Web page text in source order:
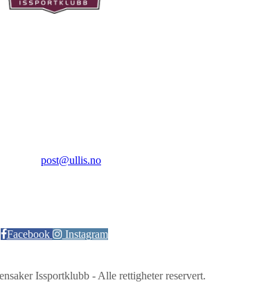
post@ullis.no
Facebook Instagram
Issportklubb - Alle rettigheter reservert.